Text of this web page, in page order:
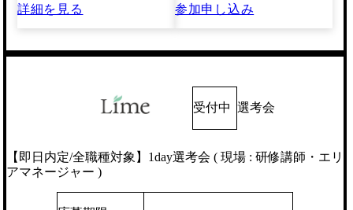
詳細を見る
参加申し込み
受付中 選考会
【即日内定/全職種対象】1day選考会 ( 現場 : 研修講師・エリ
アマネージャー )